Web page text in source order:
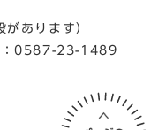
があります）
：0587-23-1489